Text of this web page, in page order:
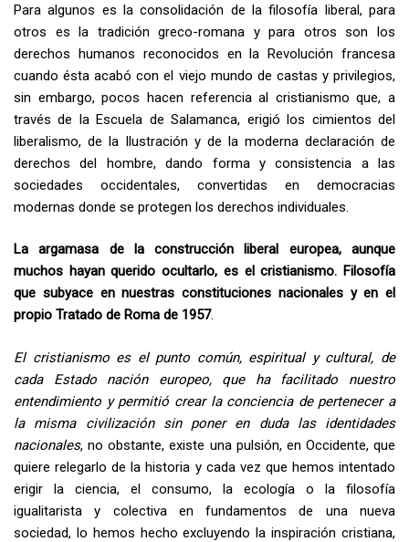
Para algunos es la consolidación de la filosofía liberal, para
otros es la tradición greco-romana y para otros son los
derechos humanos reconocidos en la Revolución francesa
cuando ésta acabó con el viejo mundo de castas y privilegios,
sin embargo, pocos hacen referencia al cristianismo que, a
través de la Escuela de Salamanca, erigió los cimientos del
liberalismo, de la Ilustración y de la moderna declaración de
derechos del hombre, dando forma y consistencia a las
sociedades occidentales, convertidas en democracias
modernas donde se protegen los derechos individuales.
La argamasa de la construcción liberal europea, aunque
muchos hayan querido ocultarlo, es el cristianismo. Filosofía
que subyace en nuestras constituciones nacionales y en el
propio Tratado de Roma de 1957.
El cristianismo es el punto común, espiritual y cultural, de
cada Estado nación europeo, que ha facilitado nuestro
entendimiento y permitió crear la conciencia de pertenecer a
la misma civilización sin poner en duda las identidades
nacionales, no obstante, existe una pulsión, en Occidente, que
quiere relegarlo de la historia y cada vez que hemos intentado
erigir la ciencia, el consumo, la ecología o la filosofía
igualitarista y colectiva en fundamentos de una nueva
sociedad, lo hemos hecho excluyendo la inspiración cristiana,